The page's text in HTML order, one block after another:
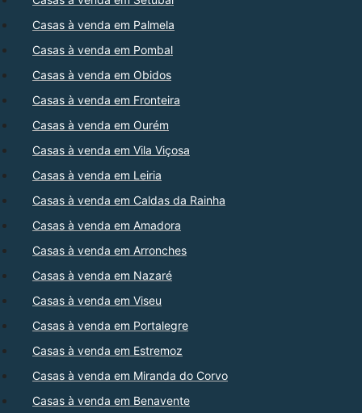
Casas à venda em Palmela
Casas à venda em Pombal
Casas à venda em Obidos
Casas à venda em Fronteira
Casas à venda em Ourém
Casas à venda em Vila Viçosa
Casas à venda em Leiria
Casas à venda em Caldas da Rainha
Casas à venda em Amadora
Casas à venda em Arronches
Casas à venda em Nazaré
Casas à venda em Viseu
Casas à venda em Portalegre
Casas à venda em Estremoz
Casas à venda em Miranda do Corvo
Casas à venda em Benavente